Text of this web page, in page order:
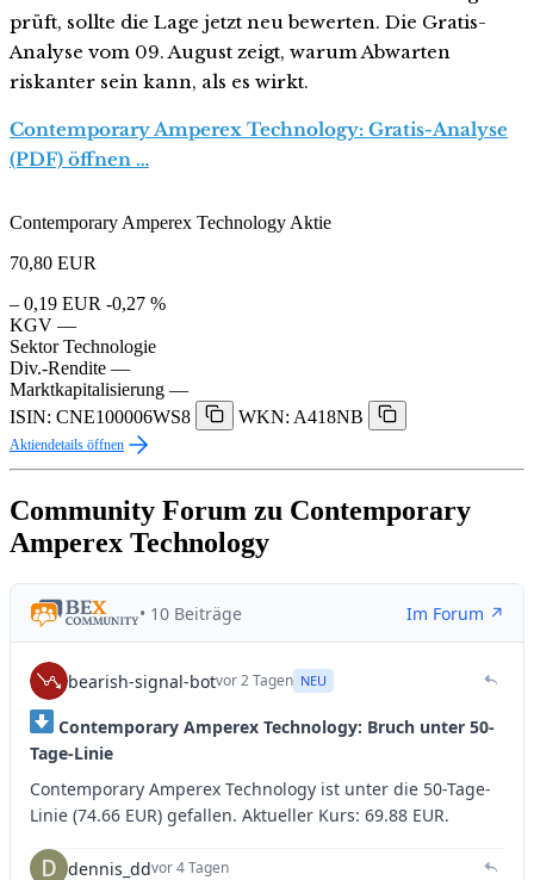
prüft, sollte die Lage jetzt neu bewerten. Die Gratis-
Analyse vom 09. August zeigt, warum Abwarten
riskanter sein kann, als es wirkt.
Contemporary Amperex Technology: Gratis-Analyse
(PDF) öffnen …
Contemporary Amperex Technology Aktie
70,80 EUR
– 0,19 EUR -0,27 %
KGV —
Sektor Technologie
Div.-Rendite —
Marktkapitalisierung —
ISIN: CNE100006WS8
WKN: A418NB
Aktiendetails öffnen
Community Forum zu Contemporary
Amperex Technology